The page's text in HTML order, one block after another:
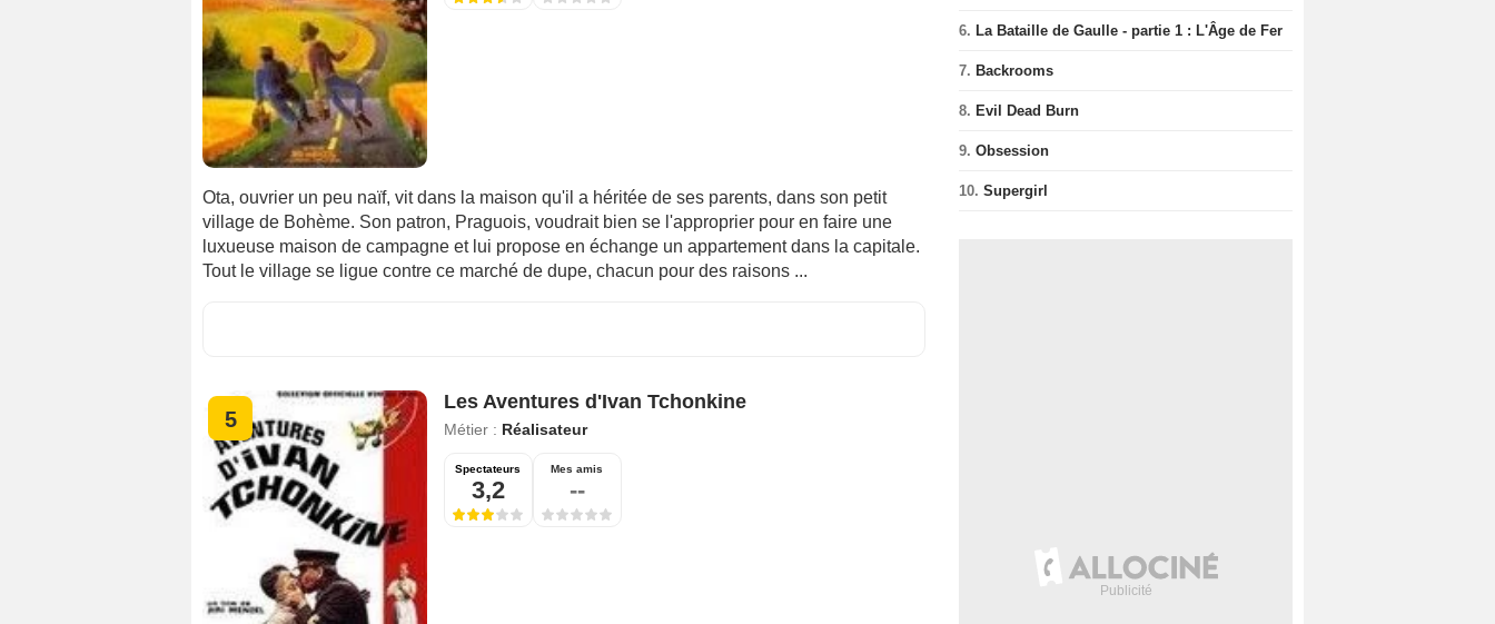
Ota, ouvrier un peu naïf, vit dans la maison qu'il a héritée de ses parents, dans son petit
village de Bohème. Son patron, Praguois, voudrait bien se l'approprier pour en faire une
luxueuse maison de campagne et lui propose en échange un appartement dans la capitale.
Tout le village se ligue contre ce marché de dupe, chacun pour des raisons ...
5
Les Aventures d'Ivan Tchonkine
Métier : Réalisateur
Spectateurs
3,2
Mes amis
--
6. La Bataille de Gaulle - partie 1 : L'Âge de Fer
7. Backrooms
8. Evil Dead Burn
9. Obsession
10. Supergirl